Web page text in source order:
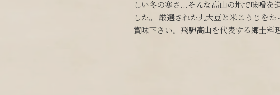
しい冬の寒さ...そんな高山の地で味噌を
した。 厳選された丸大豆と米こうじを
賞味下さい。飛騨高山を代表する郷土料